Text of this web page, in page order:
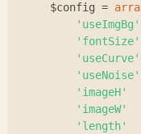
$config =
'useImgBg'
'fontSize'
'useCurve'
'useNoise'
'imageH'
'imageW'
'length'